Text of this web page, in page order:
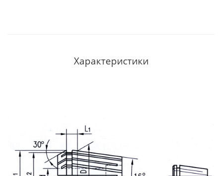
Характеристики